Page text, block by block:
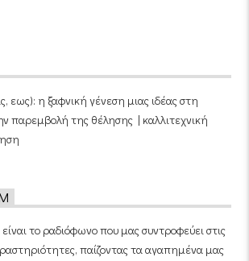
εως): η ξαφνική γένεση μιας ιδέας στη
παρεμβολή της θέλησης | καλλιτεχνική
το ραδιόφωνο που μας συντροφεύει στις
παίζοντας τα αγαπημένα μας